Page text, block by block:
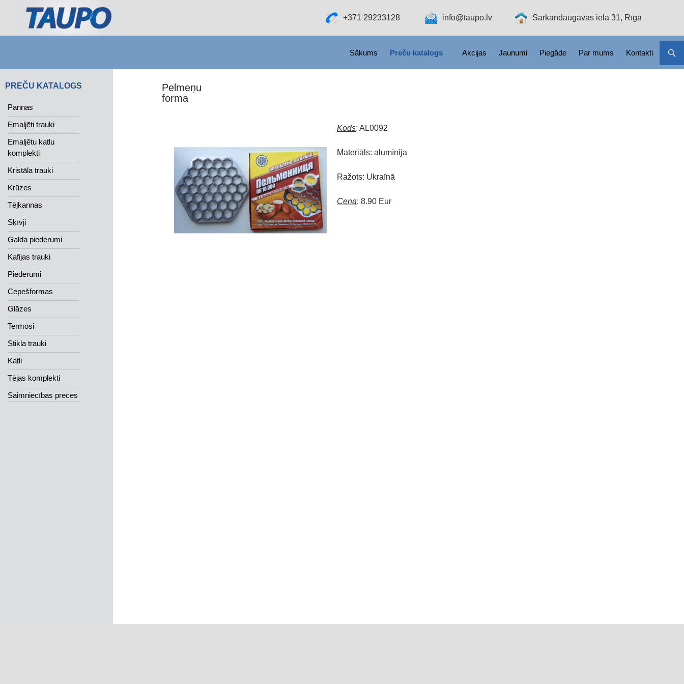
+371 29233128 info@taupo.lv Sarkandaugavas iela 31, Rīga
Sākums Preču katalogs Akcijas Jaunumi Piegāde Par mums Kontakti
Pelmeņu
forma
Kods: AL0092
Materiāls: alumīnija
Ražots: Ukraīnā
Cena: 8.90 Eur
PREČU KATALOGS
Pannas
Emaljēti trauki
Emaljētu katlu
komplekti
Kristāla trauki
Krūzes
Tējkannas
Sķīvji
Galda piederumi
Kafijas trauki
Piederumi
Cepešformas
Glāzes
Termosi
Stikla trauki
Katli
Tējas komplekti
Saimniecības preces